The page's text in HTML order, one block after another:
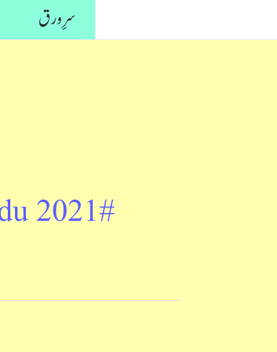
سرِ ورق
#NTA NET Urdu 2021